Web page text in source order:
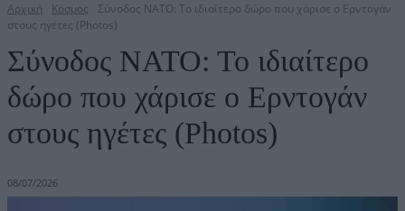
Αρχική Κόσμος
Σύνοδος ΝΑΤΟ: Το ιδιαίτερο δώρο που χάρισε ο Ερντογάν
στους ηγέτες (Photos)
Σύνοδος ΝΑΤΟ: Το ιδιαίτερο
δώρο που χάρισε ο Ερντογάν
στους ηγέτες (Photos)
08/07/2026